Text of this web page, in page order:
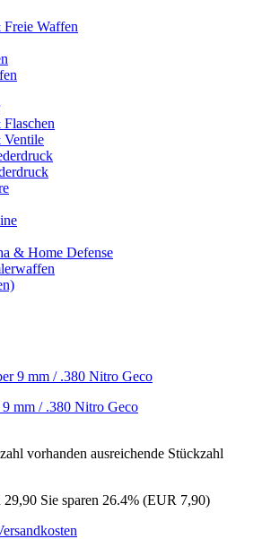
Waffen
Ventile
& Home Defense
mm / .380 Nitro Geco
ausreichende Stückzahl
29,90 Sie sparen 26.4% (EUR 7,90)